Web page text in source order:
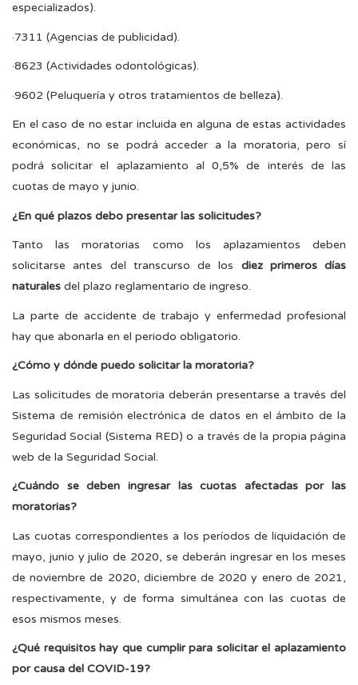
especializados).
·7311 (Agencias de publicidad).
·8623 (Actividades odontológicas).
·9602 (Peluquería y otros tratamientos de belleza).
En el caso de no estar incluida en alguna de estas actividades
económicas, no se podrá acceder a la moratoria, pero sí
podrá solicitar el aplazamiento al 0,5% de interés de las
cuotas de mayo y junio.
¿En qué plazos debo presentar las solicitudes?
Tanto las moratorias como los aplazamientos deben
solicitarse antes del transcurso de los diez primeros días
naturales del plazo reglamentario de ingreso.
La parte de accidente de trabajo y enfermedad profesional
hay que abonarla en el periodo obligatorio.
¿Cómo y dónde puedo solicitar la moratoria?
Las solicitudes de moratoria deberán presentarse a través del
Sistema de remisión electrónica de datos en el ámbito de la
Seguridad Social (Sistema RED) o a través de la propia página
web de la Seguridad Social.
¿Cuándo se deben ingresar las cuotas afectadas por las
moratorias?
Las cuotas correspondientes a los períodos de liquidación de
mayo, junio y julio de 2020, se deberán ingresar en los meses
de noviembre de 2020, diciembre de 2020 y enero de 2021,
respectivamente, y de forma simultánea con las cuotas de
esos mismos meses.
¿Qué requisitos hay que cumplir para solicitar el aplazamiento
por causa del COVID-19?